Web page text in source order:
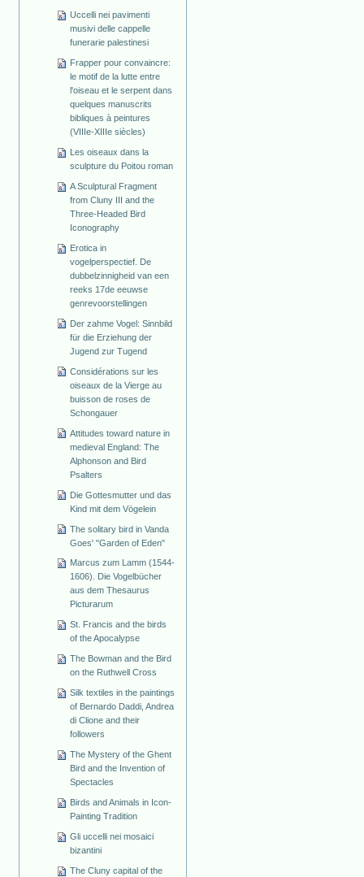
Uccelli nei pavimenti
musivi delle cappelle
funerarie palestinesi
Frapper pour convaincre:
le motif de la lutte entre
l'oiseau et le serpent dans
quelques manuscrits
bibliques à peintures
(VIIIe-XIIIe siècles)
Les oiseaux dans la
sculpture du Poitou roman
A Sculptural Fragment
from Cluny III and the
Three-Headed Bird
Iconography
Erotica in
vogelperspectief. De
dubbelzinnigheid van een
reeks 17de eeuwse
genrevoorstellingen
Der zahme Vogel: Sinnbild
für die Erziehung der
Jugend zur Tugend
Considérations sur les
oiseaux de la Vierge au
buisson de roses de
Schongauer
Attitudes toward nature in
medieval England: The
Alphonson and Bird
Psalters
Die Gottesmutter und das
Kind mit dem Vögelein
The solitary bird in Vanda
Goes' "Garden of Eden"
Marcus zum Lamm (1544-
1606). Die Vogelbücher
aus dem Thesaurus
Picturarum
St. Francis and the birds
of the Apocalypse
The Bowman and the Bird
on the Ruthwell Cross
Silk textiles in the paintings
of Bernardo Daddi, Andrea
di Clione and their
followers
The Mystery of the Ghent
Bird and the Invention of
Spectacles
Birds and Animals in Icon-
Painting Tradition
Gli uccelli nei mosaici
bizantini
The Cluny capital of the